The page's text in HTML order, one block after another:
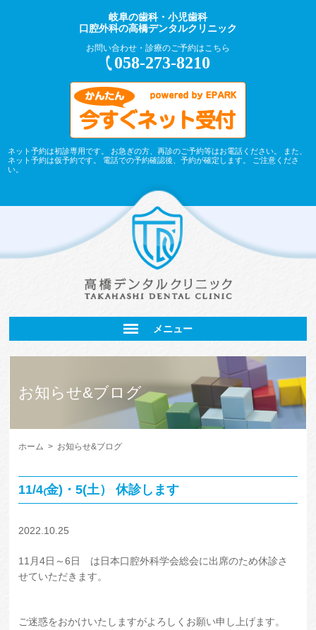
岐阜の歯科・小児歯科
口腔外科の高橋デンタルクリニック
お問い合わせ・診療のご予約はこちら
058-273-8210
ネット予約は初診専用です。 お急ぎの方、再診のご予約等はお電話ください。 また、
ネット予約は仮予約です。 電話での予約確認後、予約が確定します。 ご注意くださ
い。
メニュー
お知らせ&ブログ
ホーム > お知らせ&ブログ
11/4₍金)・5(土） 休診します
2022.10.25
11月4日～6日 は日本口腔外科学会総会に出席のため休診さ
せていただきます。
ご迷惑をおかけいたしますがよろしくお願い申し上げます。